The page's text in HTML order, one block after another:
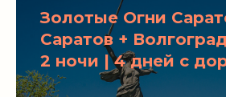
Золотые Огни
Саратов +
2 ночи | 4 дней с